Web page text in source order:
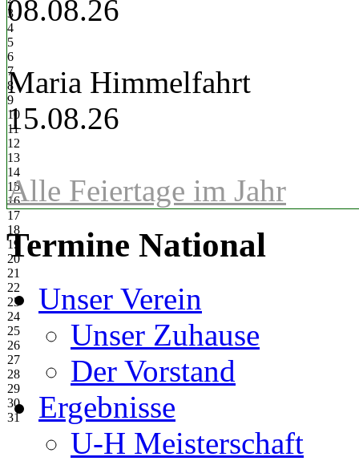
3
4
5
6
7
8
9
10
11
12
13
14
15
16
17
18
19
20
21
22
23
24
25
26
27
28
29
30
31
08.08.26
Maria Himmelfahrt
15.08.26
Alle Feiertage im Jahr
Termine National
Unser Verein
Unser Zuhause
Der Vorstand
Ergebnisse
U-H Meisterschaft